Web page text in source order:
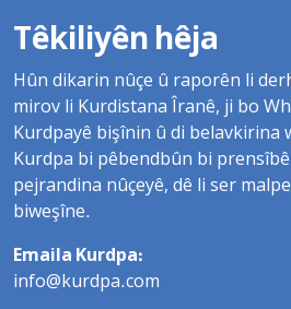
Têkiliyên hêja
Hûn dikarin nûçe û raporên li
mirov li Kurdistana Îranê, ji bo
Kurdpayê bişînin û di belavkirina
Kurdpa bi pêbendbûn bi
pejrandina nûçeyê, dê li ser
biweşîne.
Emaila Kurdpa:
info@kurdpa.com